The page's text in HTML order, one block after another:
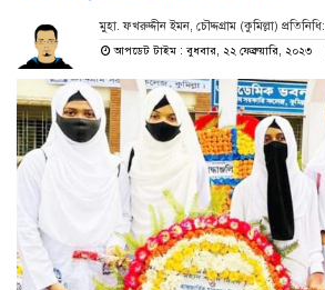
মুহা. ফখরুদ্দীন ইমন, চৌদ্দগ্রাম (কুমিল্লা) প্রতিনিধি:
আপডেট টাইম : বুধবার, ২২ ফেব্রুয়ারি, ২০২৩